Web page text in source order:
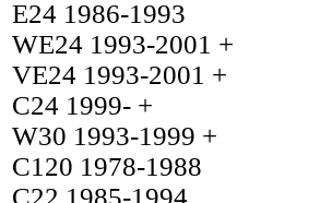
E24 1986-1993
WE24 1993-2001 +
VE24 1993-2001 +
C24 1999- +
W30 1993-1999 +
C120 1978-1988
C22 1985-1994